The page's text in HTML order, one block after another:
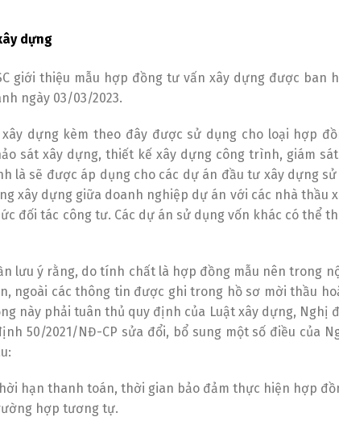
dựng
giới thiệu mẫu hợp đồng tư vấn xây dựng được ban
ngày 03/03/2023.
dựng kèm theo đây được sử dụng cho loại hợp
sát xây dựng, thiết kế xây dựng công trình, giám
là sẽ được áp dụng cho các dự án đầu tư xây dựng
xây dựng giữa doanh nghiệp dự án với các nhà thầu
đối tác công tư. Các dự án sử dụng vốn khác có thể
lưu ý rằng, do tính chất là hợp đồng mẫu nên trong
ngoài các thông tin được ghi trong hồ sơ mời thầu
này phải tuân thủ quy định của Luật xây dựng, Nghị
50/2021/NĐ-CP sửa đổi, bổ sung một số điều của
hạn thanh toán, thời gian bảo đảm thực hiện hợp
hợp tương tự.